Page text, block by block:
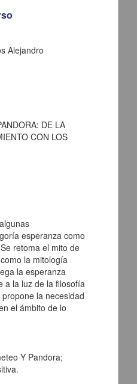
Yrlen Victoria; Compañ
UNAM
ECONÓMICO
CONDICIONAMIENTO
María José; Camacho
José; Lemus Vargas, David;
Juárez, Kenia; Ortega
María Fernanda - Facultad
Alejandro
DE LA
CON LOS
esperanza como
retoma el mito de
la mitología
la esperanza
a la luz de la filosofía
la necesidad
el ámbito de lo
Y Pandora;